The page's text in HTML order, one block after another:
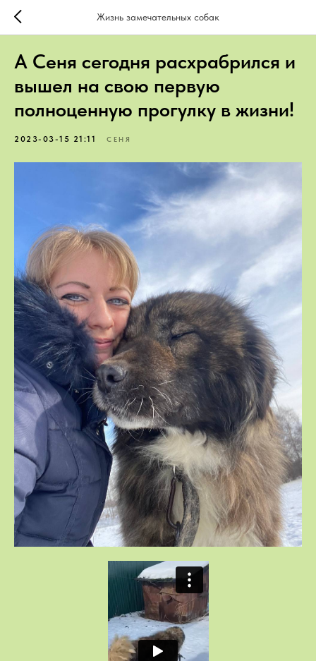
Жизнь замечательных собак
А Сеня сегодня расхрабрился и
вышел на свою первую
полноценную прогулку в жизни!
2023-03-15 21:11 СЕНЯ